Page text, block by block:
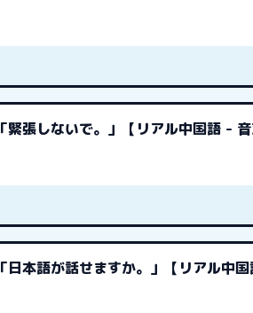
「緊張しないで。」【リアル中国語 - 音
「日本語が話せますか。」【リアル中